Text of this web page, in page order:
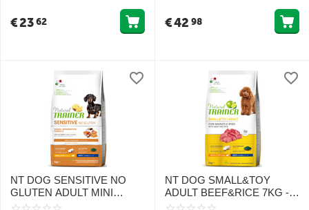
KOERTELE LAMBALIHAGA
€2362 €42 98
NT DOG SENSITIVE NO
GLUTEN ADULT MINI
SALMON 7KG -
NT DOG SMALL&TOY
ADULT BEEF&RICE 7KG -
TOIT VÄIKESTELE JA